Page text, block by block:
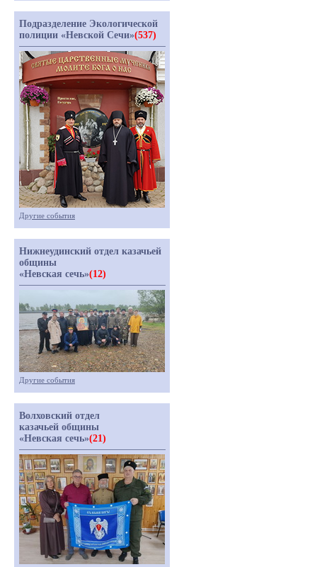
Подразделение Экологической
полиции «Невской Сечи»(537)
Другие события
Нижнеудинский отдел казачьей
общины
«Невская сечь»(12)
Другие события
Волховский отдел
казачьей общины
«Невская сечь»(21)